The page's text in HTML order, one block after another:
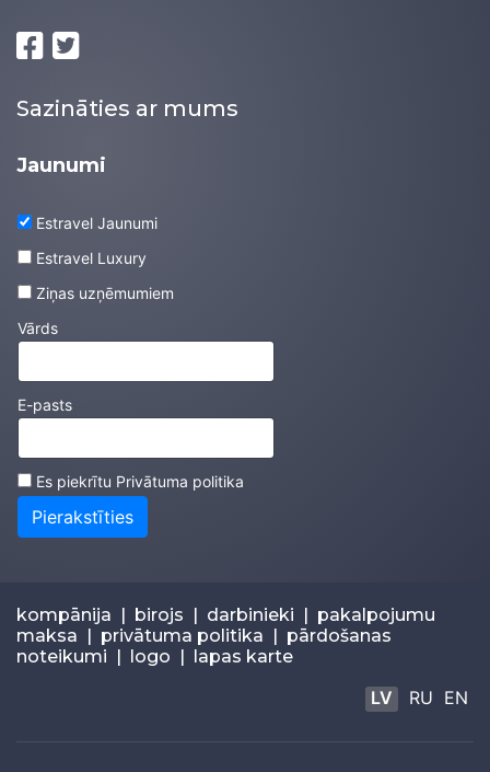
Sazināties ar mums
Jaunumi
Estravel Jaunumi
Estravel Luxury
Ziņas uzņēmumiem
Vārds
E-pasts
Es piekrītu Privātuma politika
Pierakstīties
kompānija | birojs | darbinieki | pakalpojumu
maksa | privātuma politika | pārdošanas
noteikumi | logo | lapas karte
LV RU EN